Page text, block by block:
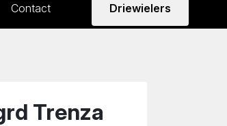
Contact Driewielers
Trenza